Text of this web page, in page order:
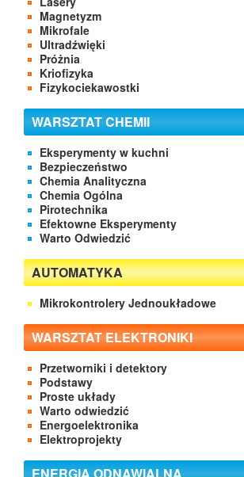
Magnetyzm
Mikrofale
Ultradźwięki
Próżnia
Kriofizyka
Fizykociekawostki
WARSZTAT CHEMII
Eksperymenty w kuchni
Bezpieczeństwo
Chemia Analityczna
Chemia Ogólna
Pirotechnika
Efektowne Eksperymenty
Warto Odwiedzić
AUTOMATYKA
Mikrokontrolery Jednoukładowe
WARSZTAT ELEKTRONIKI
Przetworniki i detektory
Podstawy
Proste układy
Warto odwiedzić
Energoelektronika
Elektroprojekty
ENERGIA ODNAWIALNA